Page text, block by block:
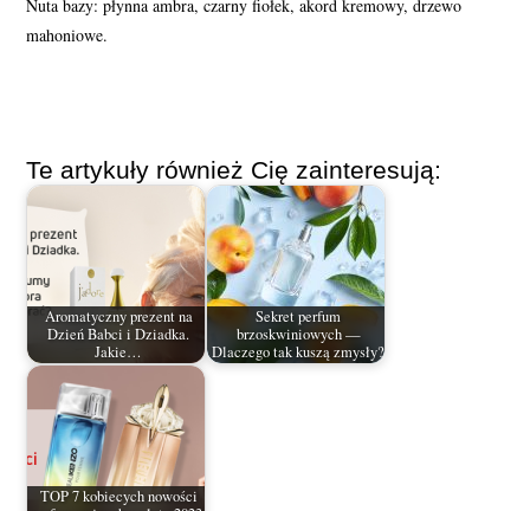
Nuta bazy: płynna ambra, czarny fiołek, akord kremowy, drzewo
mahoniowe.
Te artykuły również Cię zainteresują:
Aromatyczny prezent na
Dzień Babci i Dziadka.
Jakie…
Sekret perfum
brzoskwiniowych —
Dlaczego tak kuszą zmysły?
TOP 7 kobiecych nowości